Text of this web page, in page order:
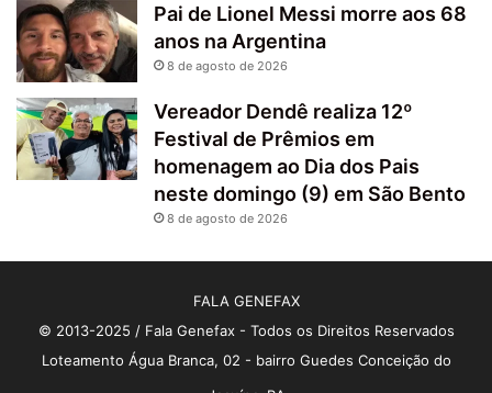
Pai de Lionel Messi morre aos 68
anos na Argentina
8 de agosto de 2026
Vereador Dendê realiza 12º
Festival de Prêmios em
homenagem ao Dia dos Pais
neste domingo (9) em São Bento
8 de agosto de 2026
FALA GENEFAX
© 2013-2025 / Fala Genefax - Todos os Direitos Reservados
Loteamento Água Branca, 02 - bairro Guedes Conceição do